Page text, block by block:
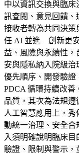
中以資訊交換與臨
訊查閱、意見回饋、
接收者轉為共同決策
任 AI 並進 創新更
益、風險與永續性
安與隱私納入院級治
優先順序、開發驗證
PDCA 循環持續改
品質，其次為法規
人工智慧應用上，
動統一治理、安全
入須明確說明臨床
驗證、限制與警示